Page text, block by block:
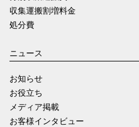
収集運搬割増料金
処分費
ニュース
お知らせ
お役立ち
メディア掲載
お客様インタビュー